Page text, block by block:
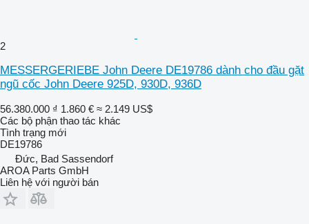
2
MESSERGERIEBE John Deere DE19786 dành cho đầu gặt
ngũ cốc John Deere 925D, 930D, 936D
56.380.000 ₫ 1.860 € ≈ 2.149 US$
Các bộ phận thao tác khác
Tình trạng mới
DE19786
Đức, Bad Sassendorf
AROA Parts GmbH
Liên hệ với người bán